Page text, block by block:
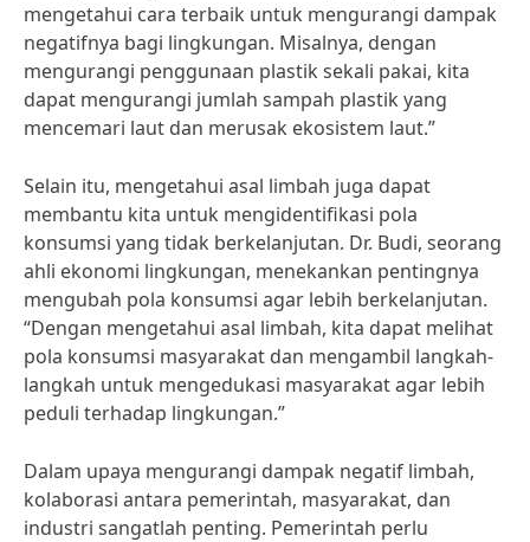
mengetahui cara terbaik untuk mengurangi dampak
negatifnya bagi lingkungan. Misalnya, dengan
mengurangi penggunaan plastik sekali pakai, kita
dapat mengurangi jumlah sampah plastik yang
mencemari laut dan merusak ekosistem laut.”
Selain itu, mengetahui asal limbah juga dapat
membantu kita untuk mengidentifikasi pola
konsumsi yang tidak berkelanjutan. Dr. Budi, seorang
ahli ekonomi lingkungan, menekankan pentingnya
mengubah pola konsumsi agar lebih berkelanjutan.
“Dengan mengetahui asal limbah, kita dapat melihat
pola konsumsi masyarakat dan mengambil langkah-
langkah untuk mengedukasi masyarakat agar lebih
peduli terhadap lingkungan.”
Dalam upaya mengurangi dampak negatif limbah,
kolaborasi antara pemerintah, masyarakat, dan
industri sangatlah penting. Pemerintah perlu